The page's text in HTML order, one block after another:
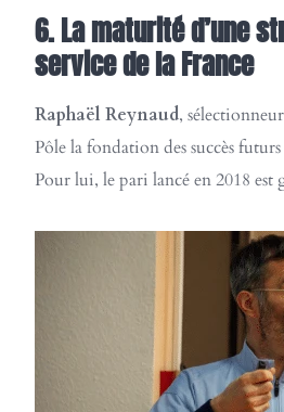
6. La maturité d’une
service de la France
Raphaël Reynaud,
Pôle la fondation des succès
Pour lui, le pari lancé en 2018 est